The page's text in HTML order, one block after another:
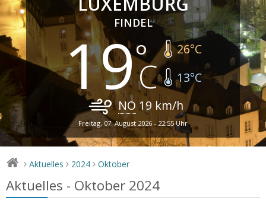
FINDEL
19 26°C
13°C
NO 19 km/h
Freitag, 07. August 2026 - 22:55 Uhr
> Aktuelles > 2024 > Oktober
Aktuelles - Oktober 2024